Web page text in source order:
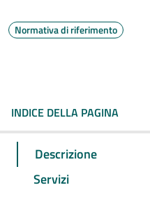
Normativa di riferimento
INDICE DELLA PAGINA
Descrizione
Servizi